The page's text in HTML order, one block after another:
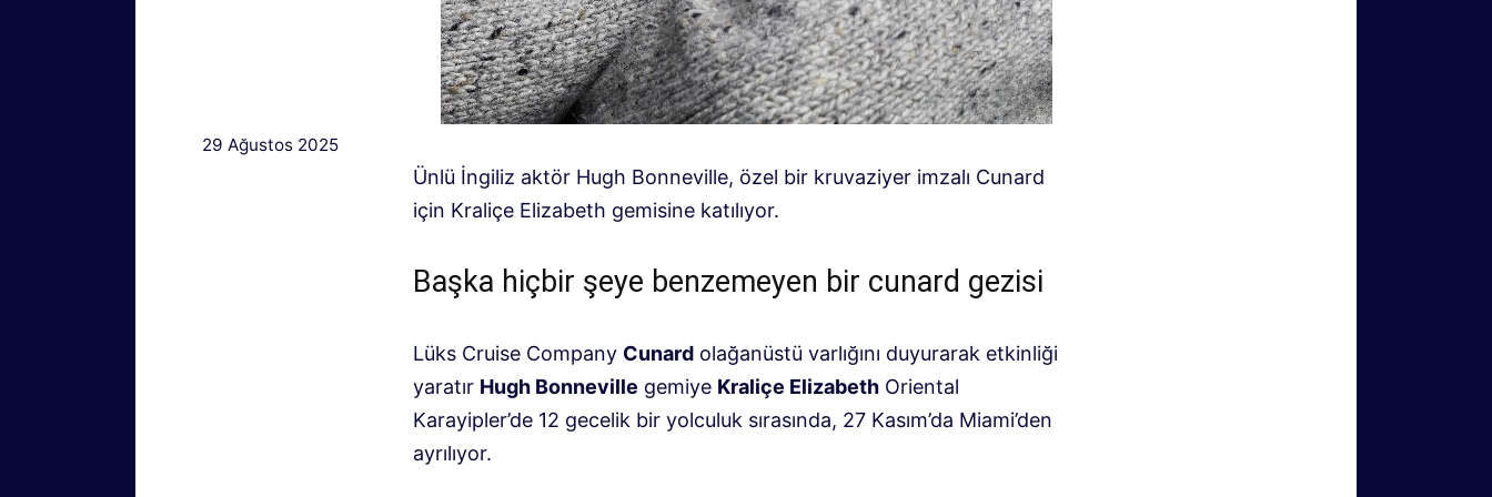
29 Ağustos 2025
Ünlü İngiliz aktör Hugh Bonneville, özel bir kruvaziyer imzalı Cunard
için Kraliçe Elizabeth gemisine katılıyor.
Başka hiçbir şeye benzemeyen bir cunard gezisi
Lüks Cruise Company Cunard olağanüstü varlığını duyurarak etkinliği
yaratır Hugh Bonneville gemiye Kraliçe Elizabeth Oriental
Karayipler’de 12 gecelik bir yolculuk sırasında, 27 Kasım’da Miami’den
ayrılıyor.